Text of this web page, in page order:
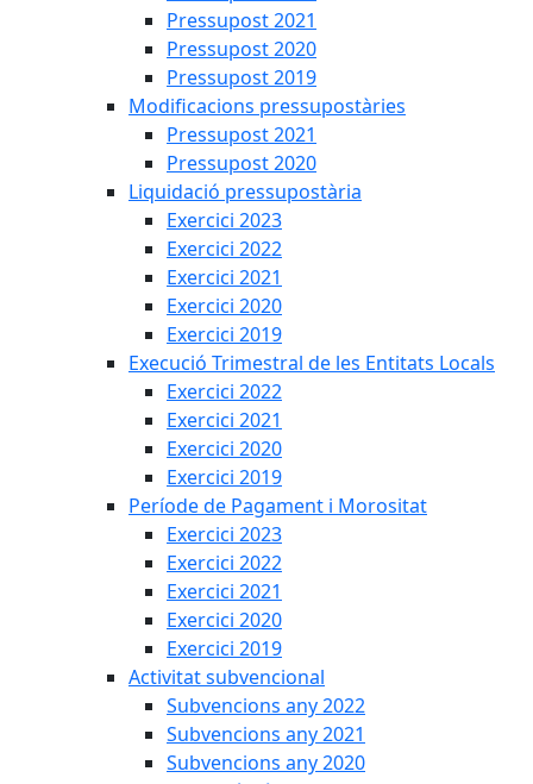
Pressupost 2021
Pressupost 2020
Pressupost 2019
Modificacions pressupostàries
Pressupost 2021
Pressupost 2020
Liquidació pressupostària
Exercici 2023
Exercici 2022
Exercici 2021
Exercici 2020
Exercici 2019
Execució Trimestral de les Entitats Locals
Exercici 2022
Exercici 2021
Exercici 2020
Exercici 2019
Període de Pagament i Morositat
Exercici 2023
Exercici 2022
Exercici 2021
Exercici 2020
Exercici 2019
Activitat subvencional
Subvencions any 2022
Subvencions any 2021
Subvencions any 2020